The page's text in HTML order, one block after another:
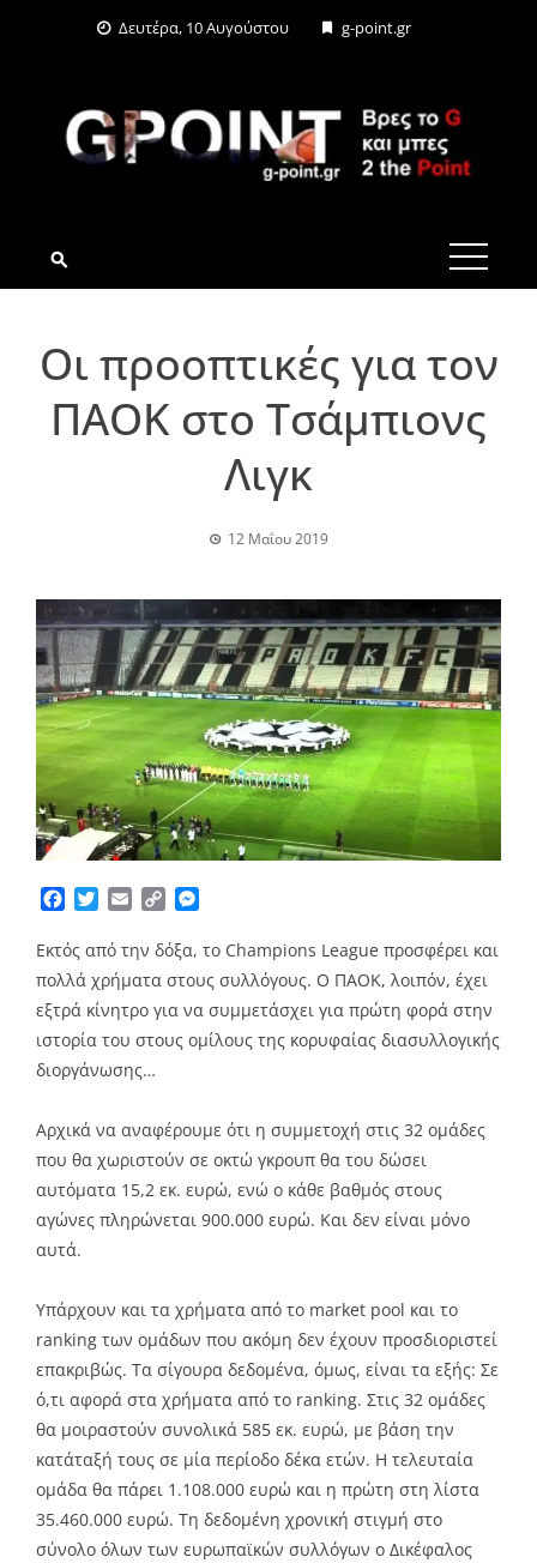
Δευτέρα, 10 Αυγούστου g-point.gr
G-POINT.GR
Oι προοπτικές για τον
ΠΑΟΚ στο Τσάμπιονς
Λιγκ
12 Μαΐου 2019
Facebook
TwitterEmailCopy
Εκτός από την δόξα, το Champions League προσφέρει και
πολλά χρήματα στους συλλόγους. Ο ΠΑΟΚ, λοιπόν, έχει
εξτρά κίνητρο για να συμμετάσχει για πρώτη φορά στην
ιστορία του στους ομίλους της κορυφαίας διασυλλογικής
διοργάνωσης…
Αρχικά να αναφέρουμε ότι η συμμετοχή στις 32 ομάδες
που θα χωριστούν σε οκτώ γκρουπ θα του δώσει
αυτόματα 15,2 εκ. ευρώ, ενώ ο κάθε βαθμός στους
αγώνες πληρώνεται 900.000 ευρώ. Και δεν είναι μόνο
αυτά.
Υπάρχουν και τα χρήματα από το market pool και το
ranking των ομάδων που ακόμη δεν έχουν προσδιοριστεί
επακριβώς. Τα σίγουρα δεδομένα, όμως, είναι τα εξής: Σε
ό,τι αφορά στα χρήματα από το ranking. Στις 32 ομάδες
θα μοιραστούν συνολικά 585 εκ. ευρώ, με βάση την
κατάταξή τους σε μία περίοδο δέκα ετών. Η τελευταία
ομάδα θα πάρει 1.108.000 ευρώ και η πρώτη στη λίστα
35.460.000 ευρώ. Τη δεδομένη χρονική στιγμή στο
σύνολο όλων των ευρωπαϊκών συλλόγων ο Δικέφαλος